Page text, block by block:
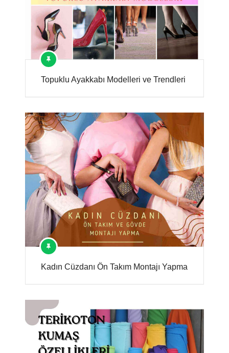
Topuklu Ayakkabı Modelleri ve Trendleri
Kadın Cüzdanı Ön Takım Montajı Yapma